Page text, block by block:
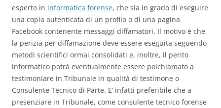
esperto in informatica forense, che sia in grado di eseguire
una copia autenticata di un profilo o di una pagina
Facebook contenente messaggi diffamatori. Il motivo è che
la perizia per diffamazione deve essere eseguita seguendo
metodi scientifici ormai consolidati e, inoltre, il perito
informatico potrà eventualmente essere poichiamato a
testimoniare in Tribunale in qualità di testimone o
Consulente Tecnico di Parte. E’ infatti preferibile che a
presenziare in Tribunale, come consulente tecnico forense